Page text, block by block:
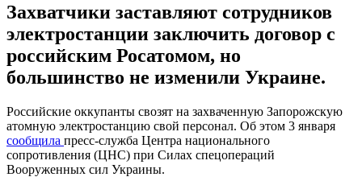
Захватчики заставляют сотрудников
электростанции заключить договор с
российским Росатомом, но
большинство не изменили Украине.
Российские оккупанты свозят на захваченную Запорожскую
атомную электростанцию свой персонал. Об этом 3 января
сообщила пресс-служба Центра национального
сопротивления (ЦНС) при Силах спецопераций
Вооруженных сил Украины.